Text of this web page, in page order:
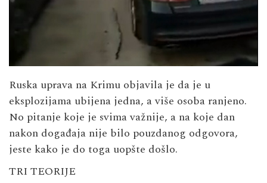
Ruska uprava na Krimu objavila je da je u
eksplozijama ubijena jedna, a više osoba ranjeno.
No pitanje koje je svima važnije, a na koje dan
nakon događaja nije bilo pouzdanog odgovora,
jeste kako je do toga uopšte došlo.
TRI TEORIJE